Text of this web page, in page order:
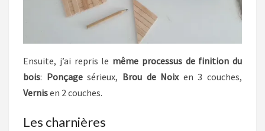
Ensuite, j’ai repris le même processus de finition du
bois: Ponçagesérieux, Brou de Noixen 3 couches,
Vernisen 2 couches.
Les charnières